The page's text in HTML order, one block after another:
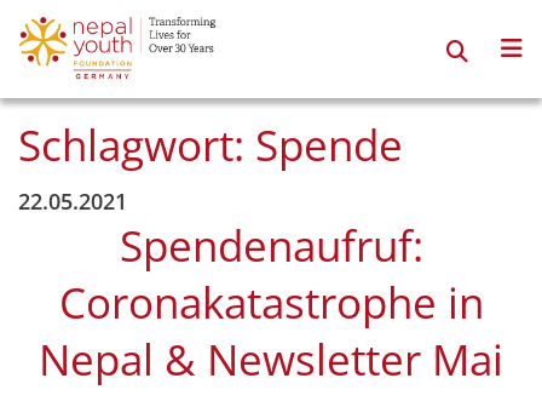
Zum
Inhalt
springen
Schlagwort: Spende
22.05.2021
Spendenaufruf:
Coronakatastrophe in
Nepal & Newsletter Mai